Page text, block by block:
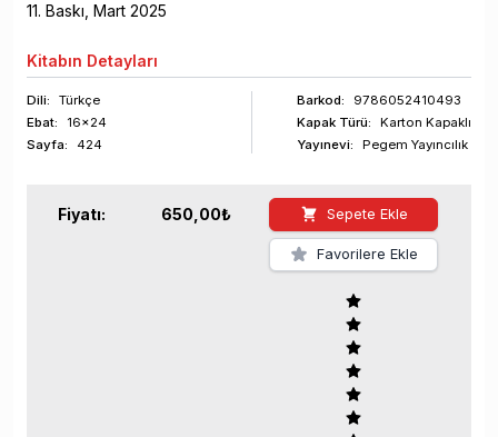
11. Baskı, Mart 2025
Kitabın Detayları
Dili:
Türkçe
Ebat:
16x24
Sayfa: 424
Barkod:
9786052410493
Kapak Türü:
Karton Kapaklı
Yayınevi:
Pegem Yayıncılık
Fiyatı: 650,00₺ Sepete Ekle
Favorilere Ekle